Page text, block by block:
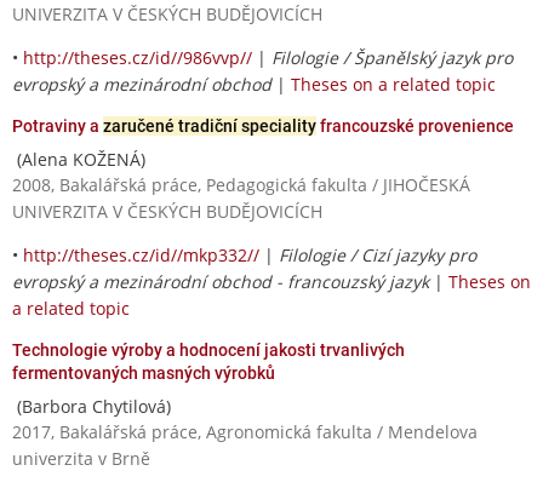
UNIVERZITA V ČESKÝCH BUDĚJOVICÍCH
• http://theses.cz/id//986vvp// | Filologie / Španělský jazyk pro
evropský a mezinárodní obchod| Theses on a related topic
Potraviny a zaručené tradiční specialityfrancouzské provenience
(Alena KOŽENÁ)
2008, Bakalářská práce, Pedagogická fakulta / JIHOČESKÁ
UNIVERZITA V ČESKÝCH BUDĚJOVICÍCH
• http://theses.cz/id//mkp332// | Filologie / Cizí jazyky pro
evropský a mezinárodní obchod - francouzský jazyk| Theses on
a related topic
Technologie výroby a hodnocení jakosti trvanlivých
fermentovaných masných výrobků
(Barbora Chytilová)
2017, Bakalářská práce, Agronomická fakulta / Mendelova
univerzita v Brně